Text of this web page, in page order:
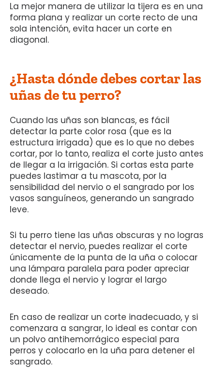
La mejor manera de utilizar la tijera es en una
forma plana y realizar un corte recto de una
sola intención, evita hacer un corte en
diagonal.
¿Hasta dónde debes cortar las
uñas de tu perro?
Cuando las uñas son blancas, es fácil
detectar la parte color rosa (que es la
estructura irrigada) que es lo que no debes
cortar, por lo tanto, realiza el corte justo antes
de llegar a la irrigación. Si cortas esta parte
puedes lastimar a tu mascota, por la
sensibilidad del nervio o el sangrado por los
vasos sanguíneos, generando un sangrado
leve.
Si tu perro tiene las uñas obscuras y no logras
detectar el nervio, puedes realizar el corte
únicamente de la punta de la uña o colocar
una lámpara paralela para poder apreciar
donde llega el nervio y lograr el largo
deseado.
En caso de realizar un corte inadecuado, y si
comenzara a sangrar, lo ideal es contar con
un polvo antihemorrágico especial para
perros y colocarlo en la uña para detener el
sangrado.